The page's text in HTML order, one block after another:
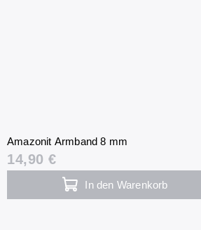
Amazonit Armband 8 mm
14,90 €
In den Warenkorb